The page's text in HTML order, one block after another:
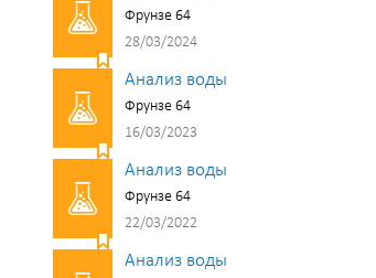
Фрунзе 64
28/03/2024
Анализ воды
Фрунзе 64
16/03/2023
Анализ воды
Фрунзе 64
22/03/2022
Анализ воды